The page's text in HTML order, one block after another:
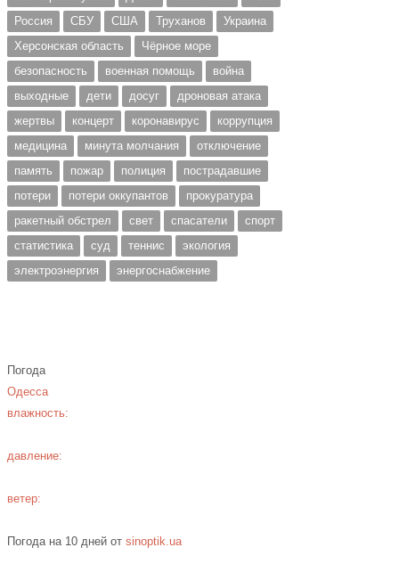
Россия
СБУ США Труханов
Украина
Херсонская область
Чёрное море
безопасность
военная помощь
война
выходные
дети досуг
дроновая атака
жертвы
концерт коронавирус
коррупция
медицина
минута молчания
отключение
память
пожар полиция
пострадавшие
потери
потери оккупантов
прокуратура
ракетный обстрел
свет спасатели
спорт
статистика
суд теннис
экология
электроэнергия
энергоснабжение
Погода
Одесса
влажность:
давление:
ветер:
Погода на 10 дней отsinoptik.ua